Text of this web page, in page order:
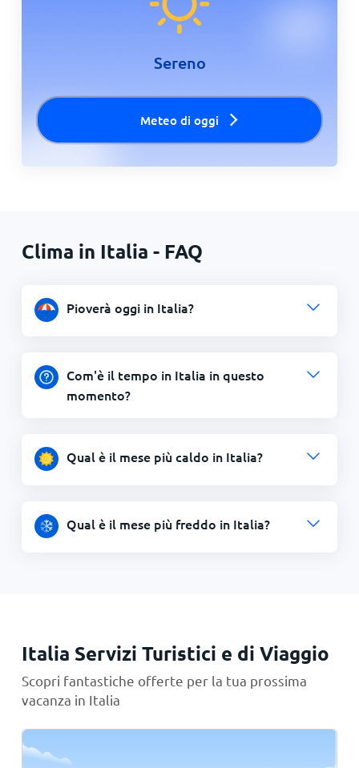
Sereno
Meteo di oggi
Clima in Italia - FAQ
Pioverà oggi in Italia?
Com'è il tempo in Italia in questo
momento?
Qual è il mese più caldo in Italia?
Qual è il mese più freddo in Italia?
Italia Servizi Turistici e di Viaggio
Scopri fantastiche offerte per la tua prossima
vacanza in Italia